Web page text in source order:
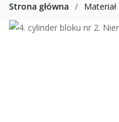
Strona główna /